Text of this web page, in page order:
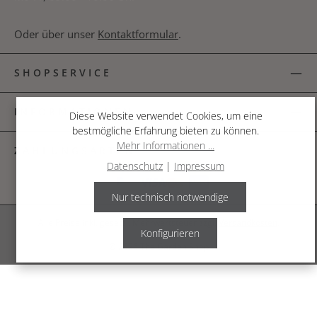
Oder über unser Kontaktformular.
SHOPSERVICE
INFORMATIONEN
ZAHLUNGSARTEN
© 2026 The Garden Shop
Diese Website verwendet Cookies, um eine
bestmögliche Erfahrung bieten zu können.
Mehr Informationen ...
Datenschutz | Impressum
Nur technisch notwendige
Konfigurieren